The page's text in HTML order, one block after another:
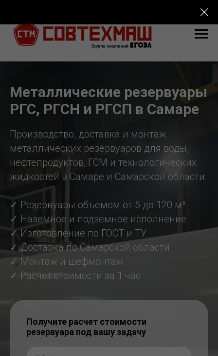
Металлические резервуары
РГС, РГСН и РГСП в Самаре
Производство, доставка и монтаж
металлических резервуаров для воды,
нефтепродуктов, ГСМ и технологических
жидкостей в Самаре и Самарской области.
✓ Резервуары объемом от 5 до 120 м³
✓ Наземное и подземное исполнение
✓ Изготовление по ГОСТ и ТУ
✓ Доставка по Самарской области
✓ Монтаж и шефмонтаж
✓ Расчет стоимости за 1 час
Получите расчет стоимости
резервуара под вашу задачу